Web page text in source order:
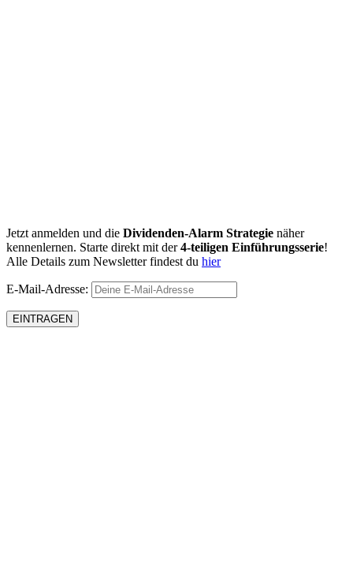
Jetzt anmelden und die Dividenden-Alarm Strategie näher
kennenlernen. Starte direkt mit der4-teiligen Einführungsserie!
Alle Details zum Newsletter findest du hier
E-Mail-Adresse: